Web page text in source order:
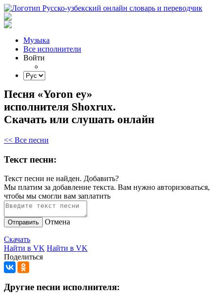
Музыка
Все исполнители
Войти
Песня «Yoron ey»
исполнителя Shoxrux.
Скачать или слушать онлайн
<< Все песни
Текст песни:
Текст песни не найден. Добавить?
Мы платим за добавление текста. Вам нужно авторизоваться,
чтобы мы смогли вам заплатить
Отправить Отмена
Скачать
Найти в VK Найти в VK
Поделиться
Другие песни исполнителя: